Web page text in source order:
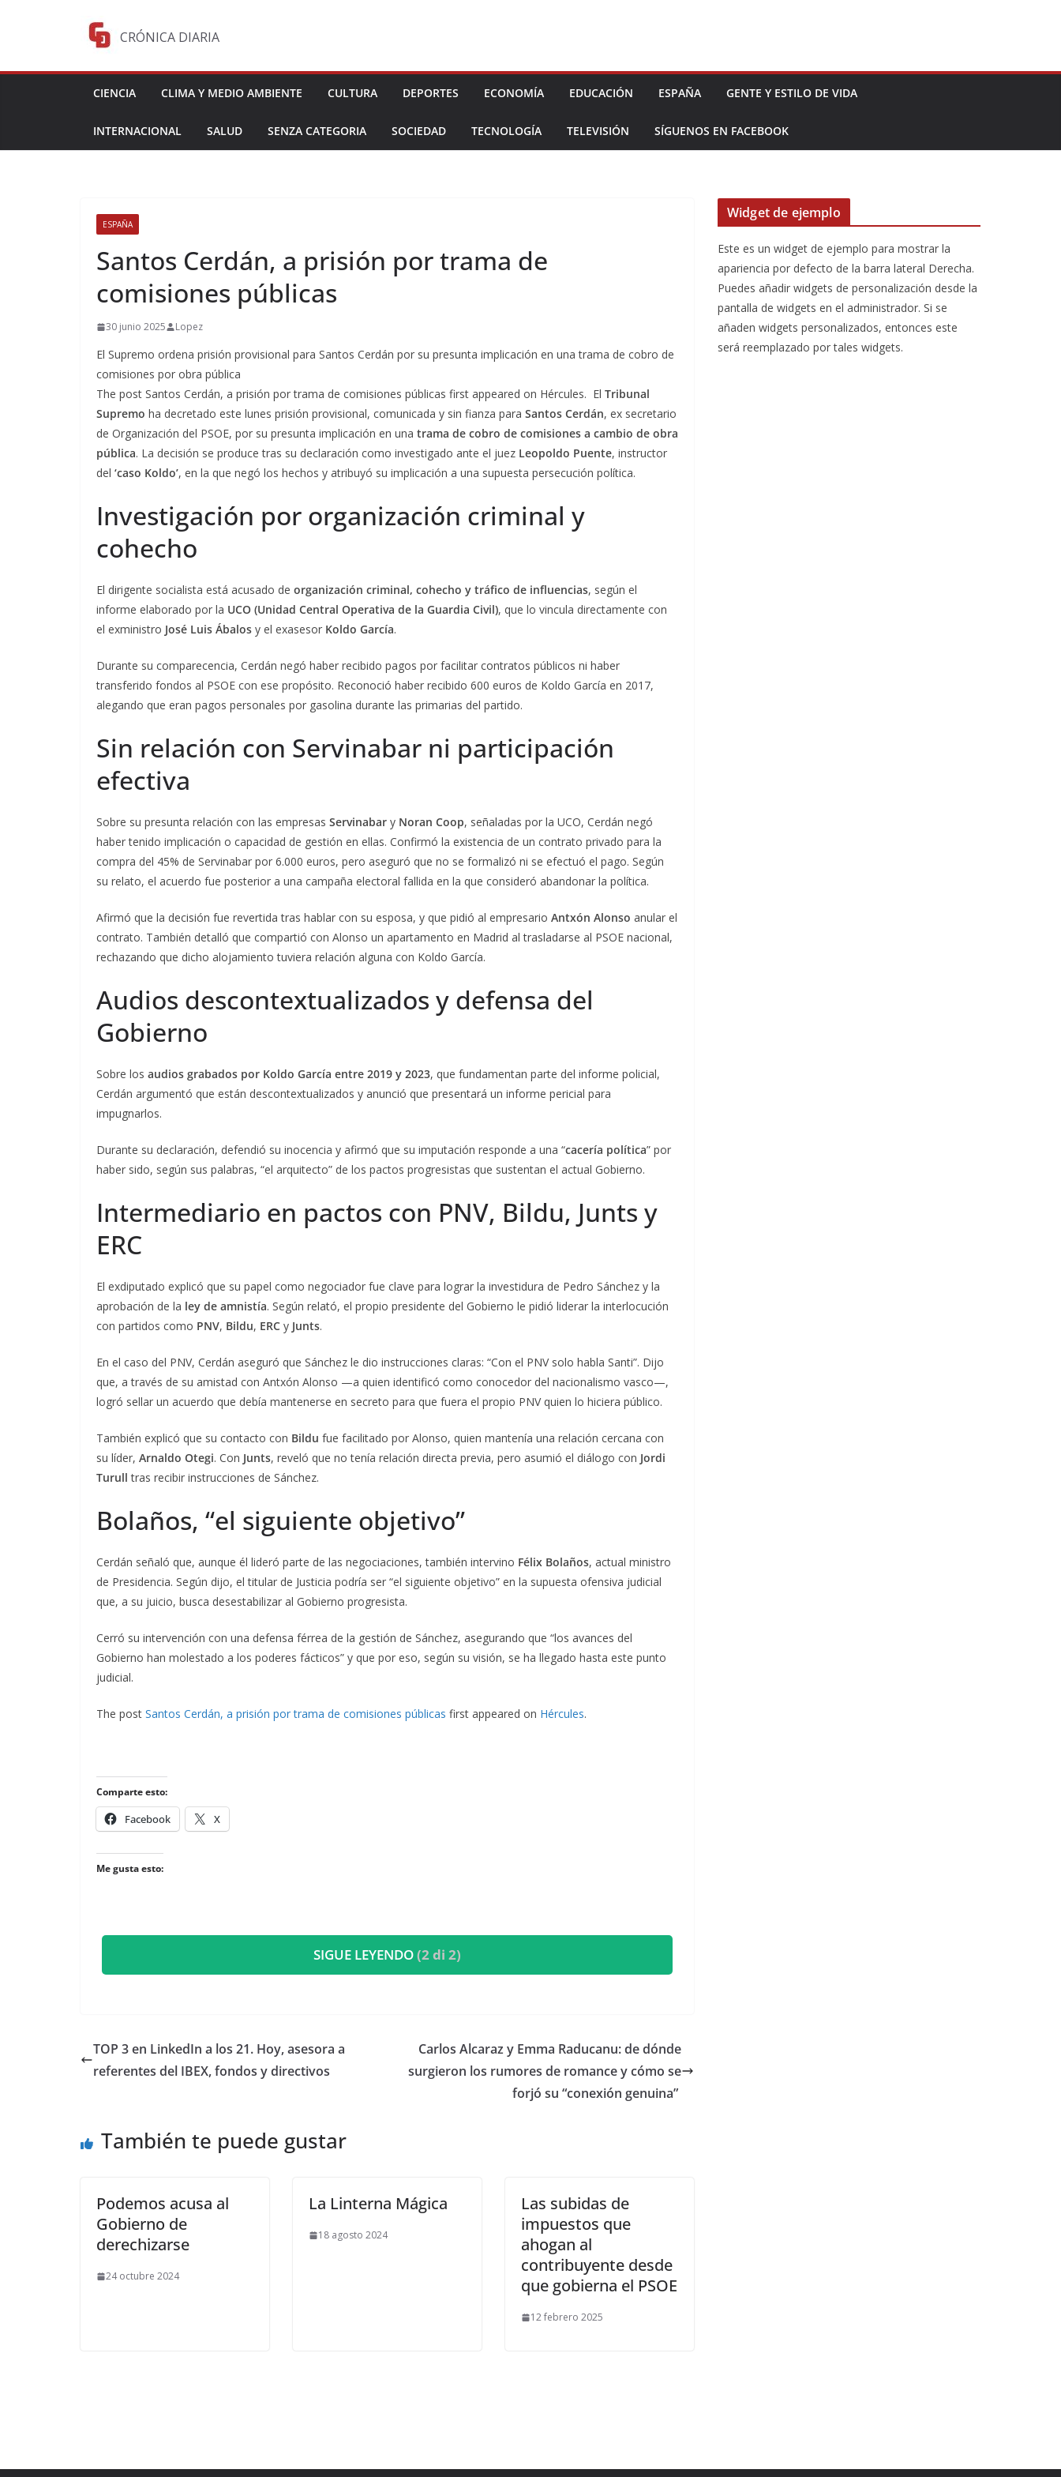
CRÓNICA DIARIA
CIENCIA CLIMA Y MEDIO AMBIENTE CULTURA DEPORTES ECONOMÍA EDUCACIÓN ESPAÑA GENTE Y ESTILO DE VIDA
INTERNACIONAL SALUD SENZA CATEGORIA SOCIEDAD TECNOLOGÍA TELEVISIÓN SÍGUENOS EN FACEBOOK
ESPAÑA
Santos Cerdán, a prisión por trama de
comisiones públicas
30 junio 2025 Lopez
El Supremo ordena prisión provisional para Santos Cerdán por su presunta implicación en una trama de cobro de
comisiones por obra pública
The post Santos Cerdán, a prisión por trama de comisiones públicas first appeared on Hércules. El Tribunal
Supremo ha decretado este lunes prisión provisional, comunicada y sin fianza para Santos Cerdán, ex secretario
de Organización del PSOE, por su presunta implicación en una trama de cobro de comisiones a cambio de obra
pública. La decisión se produce tras su declaración como investigado ante el juez Leopoldo Puente, instructor
del ‘caso Koldo’, en la que negó los hechos y atribuyó su implicación a una supuesta persecución política.
Investigación por organización criminal y
cohecho
El dirigente socialista está acusado de organización criminal, cohecho y tráfico de influencias, según el
informe elaborado por la UCO (Unidad Central Operativa de la Guardia Civil), que lo vincula directamente con
el exministro José Luis Ábalos y el exasesor Koldo García.
Durante su comparecencia, Cerdán negó haber recibido pagos por facilitar contratos públicos ni haber
transferido fondos al PSOE con ese propósito. Reconoció haber recibido 600 euros de Koldo García en 2017,
alegando que eran pagos personales por gasolina durante las primarias del partido.
Sin relación con Servinabar ni participación
efectiva
Sobre su presunta relación con las empresas Servinabar y Noran Coop, señaladas por la UCO, Cerdán negó
haber tenido implicación o capacidad de gestión en ellas. Confirmó la existencia de un contrato privado para la
compra del 45% de Servinabar por 6.000 euros, pero aseguró que no se formalizó ni se efectuó el pago. Según
su relato, el acuerdo fue posterior a una campaña electoral fallida en la que consideró abandonar la política.
Afirmó que la decisión fue revertida tras hablar con su esposa, y que pidió al empresario Antxón Alonso anular el
contrato. También detalló que compartió con Alonso un apartamento en Madrid al trasladarse al PSOE nacional,
rechazando que dicho alojamiento tuviera relación alguna con Koldo García.
Audios descontextualizados y defensa del
Gobierno
Sobre los audios grabados por Koldo García entre 2019 y 2023, que fundamentan parte del informe policial,
Cerdán argumentó que están descontextualizados y anunció que presentará un informe pericial para
impugnarlos.
Durante su declaración, defendió su inocencia y afirmó que su imputación responde a una “cacería política” por
haber sido, según sus palabras, “el arquitecto” de los pactos progresistas que sustentan el actual Gobierno.
Intermediario en pactos con PNV, Bildu, Junts y
ERC
El exdiputado explicó que su papel como negociador fue clave para lograr la investidura de Pedro Sánchez y la
aprobación de la ley de amnistía. Según relató, el propio presidente del Gobierno le pidió liderar la interlocución
con partidos como PNV, Bildu, ERC y Junts.
En el caso del PNV, Cerdán aseguró que Sánchez le dio instrucciones claras: “Con el PNV solo habla Santi”. Dijo
que, a través de su amistad con Antxón Alonso —a quien identificó como conocedor del nacionalismo vasco—,
logró sellar un acuerdo que debía mantenerse en secreto para que fuera el propio PNV quien lo hiciera público.
También explicó que su contacto con Bildu fue facilitado por Alonso, quien mantenía una relación cercana con
su líder, Arnaldo Otegi. Con Junts, reveló que no tenía relación directa previa, pero asumió el diálogo con Jordi
Turull tras recibir instrucciones de Sánchez.
Bolaños, “el siguiente objetivo”
Cerdán señaló que, aunque él lideró parte de las negociaciones, también intervino Félix Bolaños, actual ministro
de Presidencia. Según dijo, el titular de Justicia podría ser “el siguiente objetivo” en la supuesta ofensiva judicial
que, a su juicio, busca desestabilizar al Gobierno progresista.
Cerró su intervención con una defensa férrea de la gestión de Sánchez, asegurando que “los avances del
Gobierno han molestado a los poderes fácticos” y que por eso, según su visión, se ha llegado hasta este punto
judicial.
The post Santos Cerdán, a prisión por trama de comisiones públicas first appeared on Hércules.
Comparte esto:
Facebook X
Me gusta esto:
SIGUE LEYENDO(2 di 2)
TOP 3 en LinkedIn a los 21. Hoy, asesora a
referentes del IBEX, fondos y directivos
​Carlos Alcaraz y Emma Raducanu: de dónde
surgieron los rumores de romance y cómo se
forjó su “conexión genuina”
También te puede gustar
Podemos acusa al
Gobierno de
derechizarse
24 octubre 2024
La Linterna Mágica
18 agosto 2024
Las subidas de
impuestos que
ahogan al
contribuyente desde
que gobierna el PSOE
12 febrero 2025
Widget de ejemplo
Este es un widget de ejemplo para mostrar la
apariencia por defecto de la barra lateral Derecha.
Puedes añadir widgets de personalización desde la
pantalla de widgets en el administrador. Si se
añaden widgets personalizados, entonces este
será reemplazado por tales widgets.